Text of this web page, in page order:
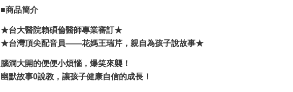
■商品簡介
★台大醫院賴碩倫醫師專業審訂★
★台灣頂尖配音員——花媽王瑞芹，親自為孩子說故事★
腦洞大開的便便小煩惱，爆笑來襲！
幽默故事0說教，讓孩子健康自信的成長！